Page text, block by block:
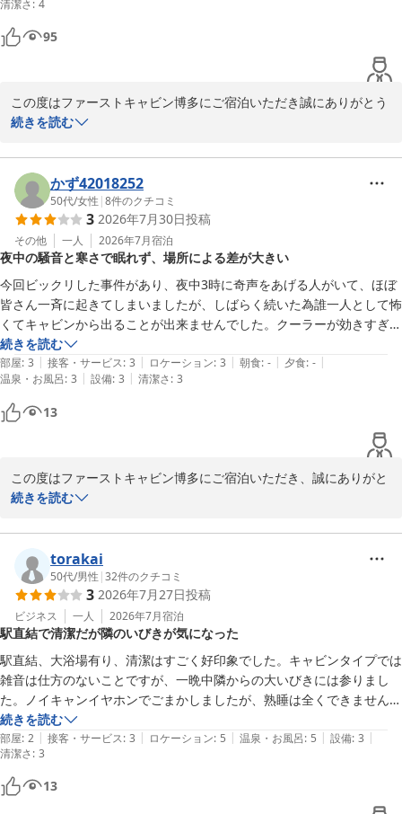
す。
お部屋はこじんまりですがとても清潔で機能的でした。寝るだけの場所
清潔さ: 4
95
この度はファーストキャビン博多にご宿泊いただき誠にありがとう
ございます。
後ともスタッフ一同サービス向上に努めて参ります。またの機会が
ございましたらファーストキャビン博多をご検討いただけますと幸
いでございます。
ファーストキャビン博多
2026-06-07
続きを読む
かず42018252
50代/女性 |8件のクチコミ
3 2026年7月30日投稿
その他 一人 2026年7月宿泊
夜中の騒音と寒さで眠れず、場所による差が大きい
今回ビックリした事件があり、夜中3時に奇声をあげる人がいて、ほぼ
皆さん一斉に起きてしまいましたが、しばらく続いた為誰一人として怖
くてキャビンから出ることが出来ませんでした。クーラーが効きすぎて
て寒くて眠れなかった。今回通路側だった為夜中まで人通りも多かった
のでキャビンの場所によって快適に過ごせるかです。
続きを読む
部屋: 3 | 接客・サービス: 3 | ロケーション: 3 | 朝食: - | 夕食: - |
温泉・お風呂: 3 | 設備: 3 | 清潔さ: 3
13
この度はファーストキャビン博多にご宿泊いただき、誠にありがと
うございます。
詫び申し上げます。
夜間の騒音につきまして、他のお客様にも多大なるご不安を与えて
しまいましたこと、大変心苦しく存じます。深夜の巡回体制や防犯
対策の強化につきまして、今後の運営の参考にさせていただきま
す。
また、空調の設定やキャビンの立地につきましても、ご不便をおか
けし申し訳ございません。少しでも皆様に快適にお過ごしいただけ
るよう、環境改善に努めてまいります。
ファーストキャビン博多
2026-08-03
続きを読む
torakai
50代/男性 |32件のクチコミ
3 2026年7月27日投稿
ビジネス 一人 2026年7月宿泊
駅直結で清潔だが隣のいびきが気になった
駅直結、大浴場有り、清潔はすごく好印象でした。キャビンタイプでは
雑音は仕方のないことですが、一晩中隣からの大いびきには参りまし
た。ノイキャンイヤホンでごまかしましたが、熟睡は全くできませんで
した。立地、値段を考えると、まぁ一泊なら我慢できました。
続きを読む
部屋: 2 | 接客・サービス: 3 | ロケーション: 5 | 温泉・お風呂: 5 | 設備: 3 |
清潔さ: 3
13